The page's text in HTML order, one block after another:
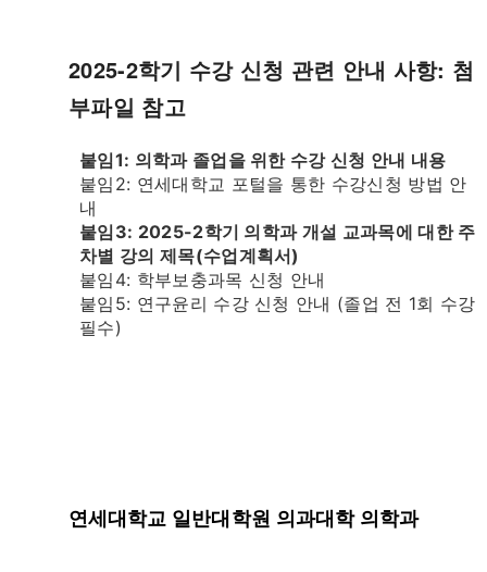
2025-2학기 수강 신청 관련 안내 사항: 첨
부파일 참고
붙임1: 의학과 졸업을 위한 수강 신청 안내 내용
붙임2: 연세대학교 포털을 통한 수강신청 방법 안
내
붙임3: 2025-2학기 의학과 개설 교과목에 대한 주
차별 강의 제목(수업계획서)
붙임4: 학부보충과목 신청 안내
붙임5: 연구윤리 수강 신청 안내 (졸업 전 1회 수강
필수)
연세대학교 일반대학원 의과대학 의학과